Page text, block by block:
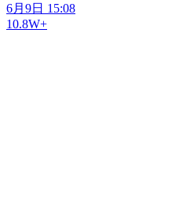
6月9日 15:08
10.8W+